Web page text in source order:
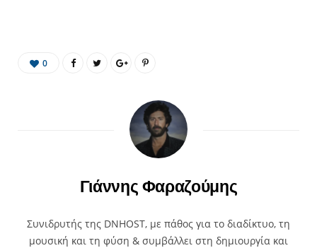
0
Γιάννης Φαραζούμης
Συνιδρυτής της DNHOST, με πάθος για το διαδίκτυο, τη
μουσική και τη φύση & συμβάλλει στη δημιουργία και